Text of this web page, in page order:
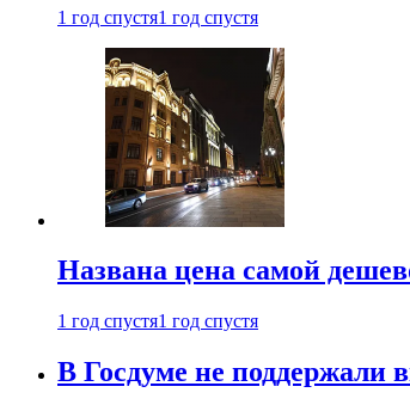
1 год спустя1 год спустя
Названа цена самой
1 год спустя1 год спустя
В Госдуме не поддержали